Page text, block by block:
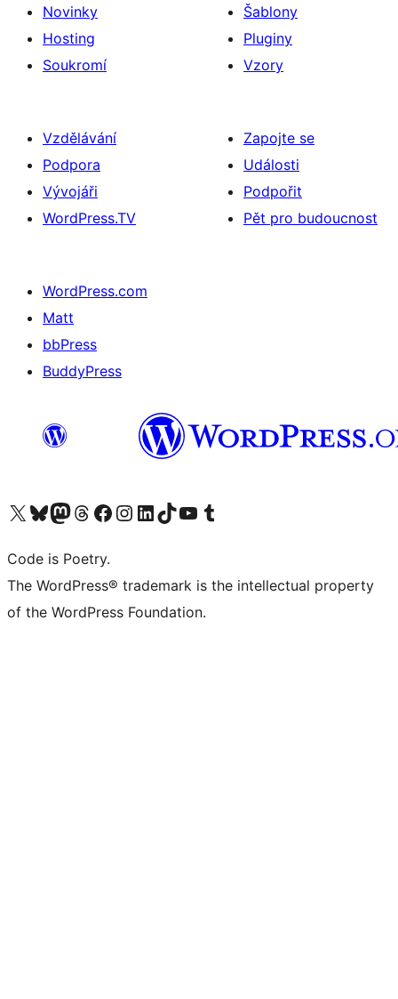
Novinky
Hosting
Soukromí
Šablony
Pluginy
Vzory
Vzdělávání
Podpora
Vývojáři
WordPress.TV
Zapojte se
Události
Podpořit
Pět pro budoucnost
WordPress.com
Matt
bbPress
BuddyPress
Navštivte náš účet na X (dříve Twitter)
Navštivte náš Bluesky účetNavštivte náš účet Mastodon
Navštivte náš Threads účetNavštivte naši stránku na Facebooku
Navštivte náš Instagram účetNavštivte náš LinkedIn účetNavštivte náš TikTok účetNavštivte náš YouTube kanálNavštivte náš Tumblr účet
Code is Poetry.
The WordPress® trademark is the intellectual property
of the WordPress Foundation.